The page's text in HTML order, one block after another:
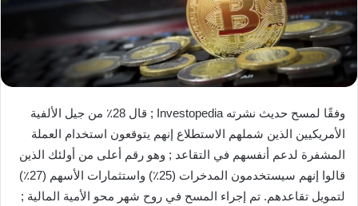
وفقًا لمسح حديث نشرته Investopedia ; قال 28٪ من جيل الألفية
الأمريكيين الذين شملهم الاستطلاع إنهم يتوقعون استخدام العملة
المشفرة لدعم أنفسهم في التقاعد ; وهو رقم أعلى من أولئك الذين
قالوا إنهم سيستخدمون المدخرات (25٪) واستثمارات الأسهم (27٪)
لتمويل تقاعدهم. تم إجراء المسح في روح شهر محو الأمية المالية ;